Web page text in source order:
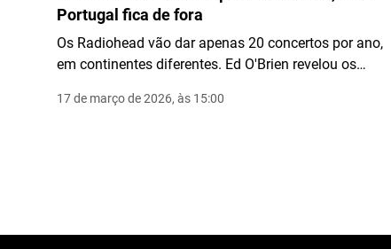
Portugal fica de fora
Os Radiohead vão dar apenas 20 concertos por ano,
em continentes diferentes. Ed O'Brien revelou os
17 de março de 2026, às 15:00